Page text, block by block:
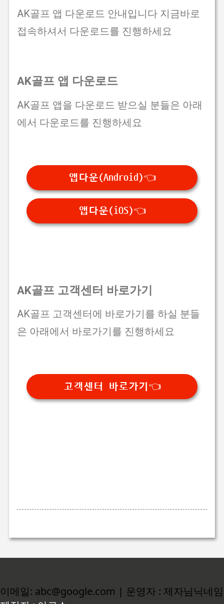
AK골프 앱 다운로드 안내입니다 지금바로
접속하셔서 다운로드를 진행하세요
AK골프 앱 다운로드
AK골프 앱을 다운로드 받으실 분들은 아래
에서 다운로드를 진행하세요
앱다운(Android)👈
앱다운(iOS)👈
AK골프 고객센터 바로가기
AK골프 고객센터에 바로가기를 하실 분들
은 아래에서 바로가기를 진행하세요
고객센터 바로가기👈
이메일: abc@google.com | 운영자 : 제자님닉네임